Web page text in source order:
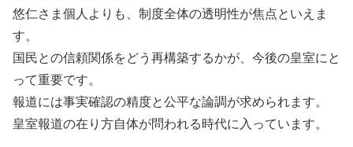
悠仁さま個人よりも、制度全体の透明性が焦点といえま
す。
国民との信頼関係をどう再構築するかが、今後の皇室にと
って重要です。
報道には事実確認の精度と公平な論調が求められます。
皇室報道の在り方自体が問われる時代に入っています。